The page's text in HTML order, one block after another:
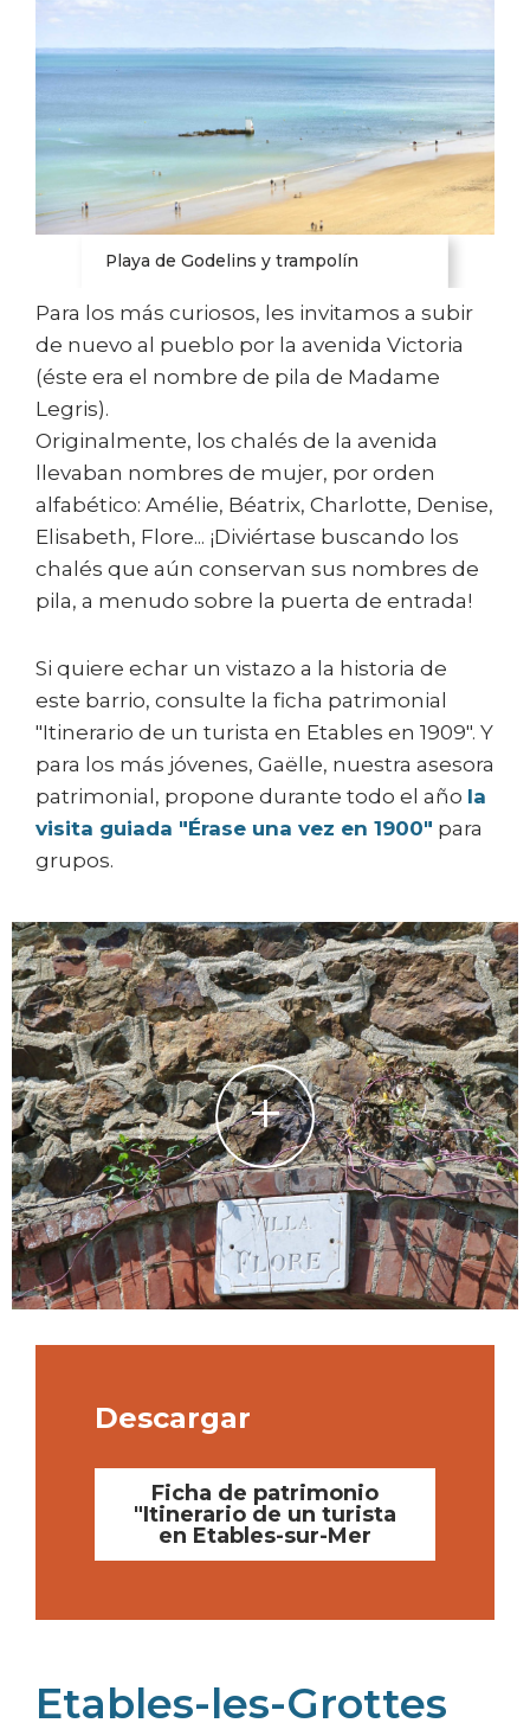
Playa de Godelins y trampolín
Para los más curiosos, les invitamos a subir
de nuevo al pueblo por la avenida Victoria
(éste era el nombre de pila de Madame
Legris).
Originalmente, los chalés de la avenida
llevaban nombres de mujer, por orden
alfabético: Amélie, Béatrix, Charlotte, Denise,
Elisabeth, Flore... ¡Diviértase buscando los
chalés que aún conservan sus nombres de
pila, a menudo sobre la puerta de entrada!
Si quiere echar un vistazo a la historia de
este barrio, consulte la ficha patrimonial
"Itinerario de un turista en Etables en 1909". Y
para los más jóvenes, Gaëlle, nuestra asesora
patrimonial, propone durante todo el año la
visita guiada "Érase una vez en 1900" para
grupos.
Descargar
Ficha de patrimonio
"Itinerario de un turista
en Etables-sur-Mer
Etables-les-Grottes